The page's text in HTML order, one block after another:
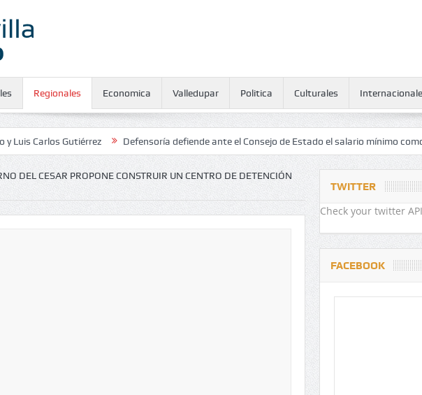
Regionales Economica Valledupar Politica Culturales
Gutiérrez Defensoría defiende ante el Consejo de Estado el salario mínimo como
DEL CESAR PROPONE CONSTRUIR UN CENTRO DE DETENCIÓN
TWITTER
Check your twitter
FACEBOOK